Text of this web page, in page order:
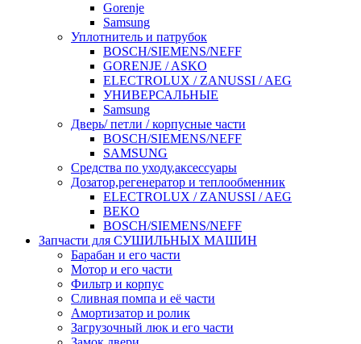
Gorenje
Samsung
Уплотнитель и патрубок
BOSCH/SIEMENS/NEFF
GORENJE / ASKO
ELECTROLUX / ZANUSSI / AEG
УНИВЕРСАЛЬНЫЕ
Samsung
Дверь/ петли / корпусные части
BOSCH/SIEMENS/NEFF
SAMSUNG
Средства по уходу,аксессуары
Дозатор,регенератор и теплообменник
ELECTROLUX / ZANUSSI / AEG
BEKO
BOSCH/SIEMENS/NEFF
Запчасти для СУШИЛЬНЫХ МАШИН
Барабан и его части
Мотор и его части
Фильтр и корпус
Сливная помпа и её части
Амортизатор и ролик
Загрузочный люк и его части